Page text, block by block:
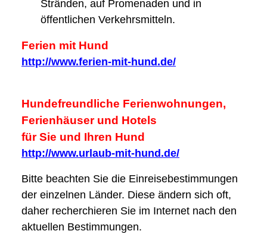
Stränden, auf Promenaden und in
öffentlichen Verkehrsmitteln.
Ferien mit Hund
http://www.ferien-mit-hund.de/
Hundefreundliche Ferienwohnungen,
Ferienhäuser und Hotels
für Sie und Ihren Hund
http://www.urlaub-mit-hund.de/
Bitte beachten Sie die Einreisebestimmungen
der einzelnen Länder. Diese ändern sich oft,
daher recherchieren Sie im Internet nach den
aktuellen Bestimmungen.